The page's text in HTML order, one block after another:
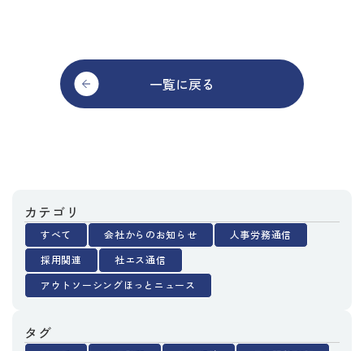
一覧に戻る
カテゴリ
すべて 会社からのお知らせ
人事労務通信
採用関連
社エス通信
アウトソーシングほっとニュース
タグ